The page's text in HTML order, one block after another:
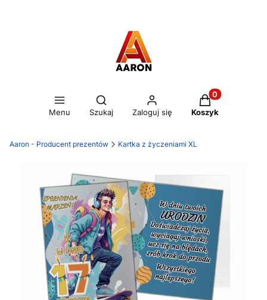
Menu
Otwórz wyszukiwarkę
Szukaj Zaloguj się
Produkty w
Koszyk
Aaron - Producent prezentów Kartka z życzeniami XL